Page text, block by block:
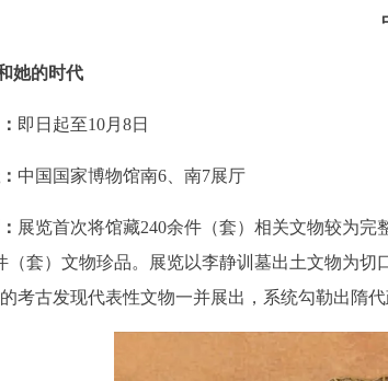
的时代
即日起至10月8日
中国国家博物馆南6、南7展厅
展览首次将馆藏240余件（套）相关文物较为
（套）文物珍品。展览以李静训墓出土文物为切
考古发现代表性文物一并展出，系统勾勒出隋